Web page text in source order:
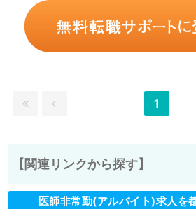
1
【関連リンクから探す】
医師非常勤(アルバイト)求人を